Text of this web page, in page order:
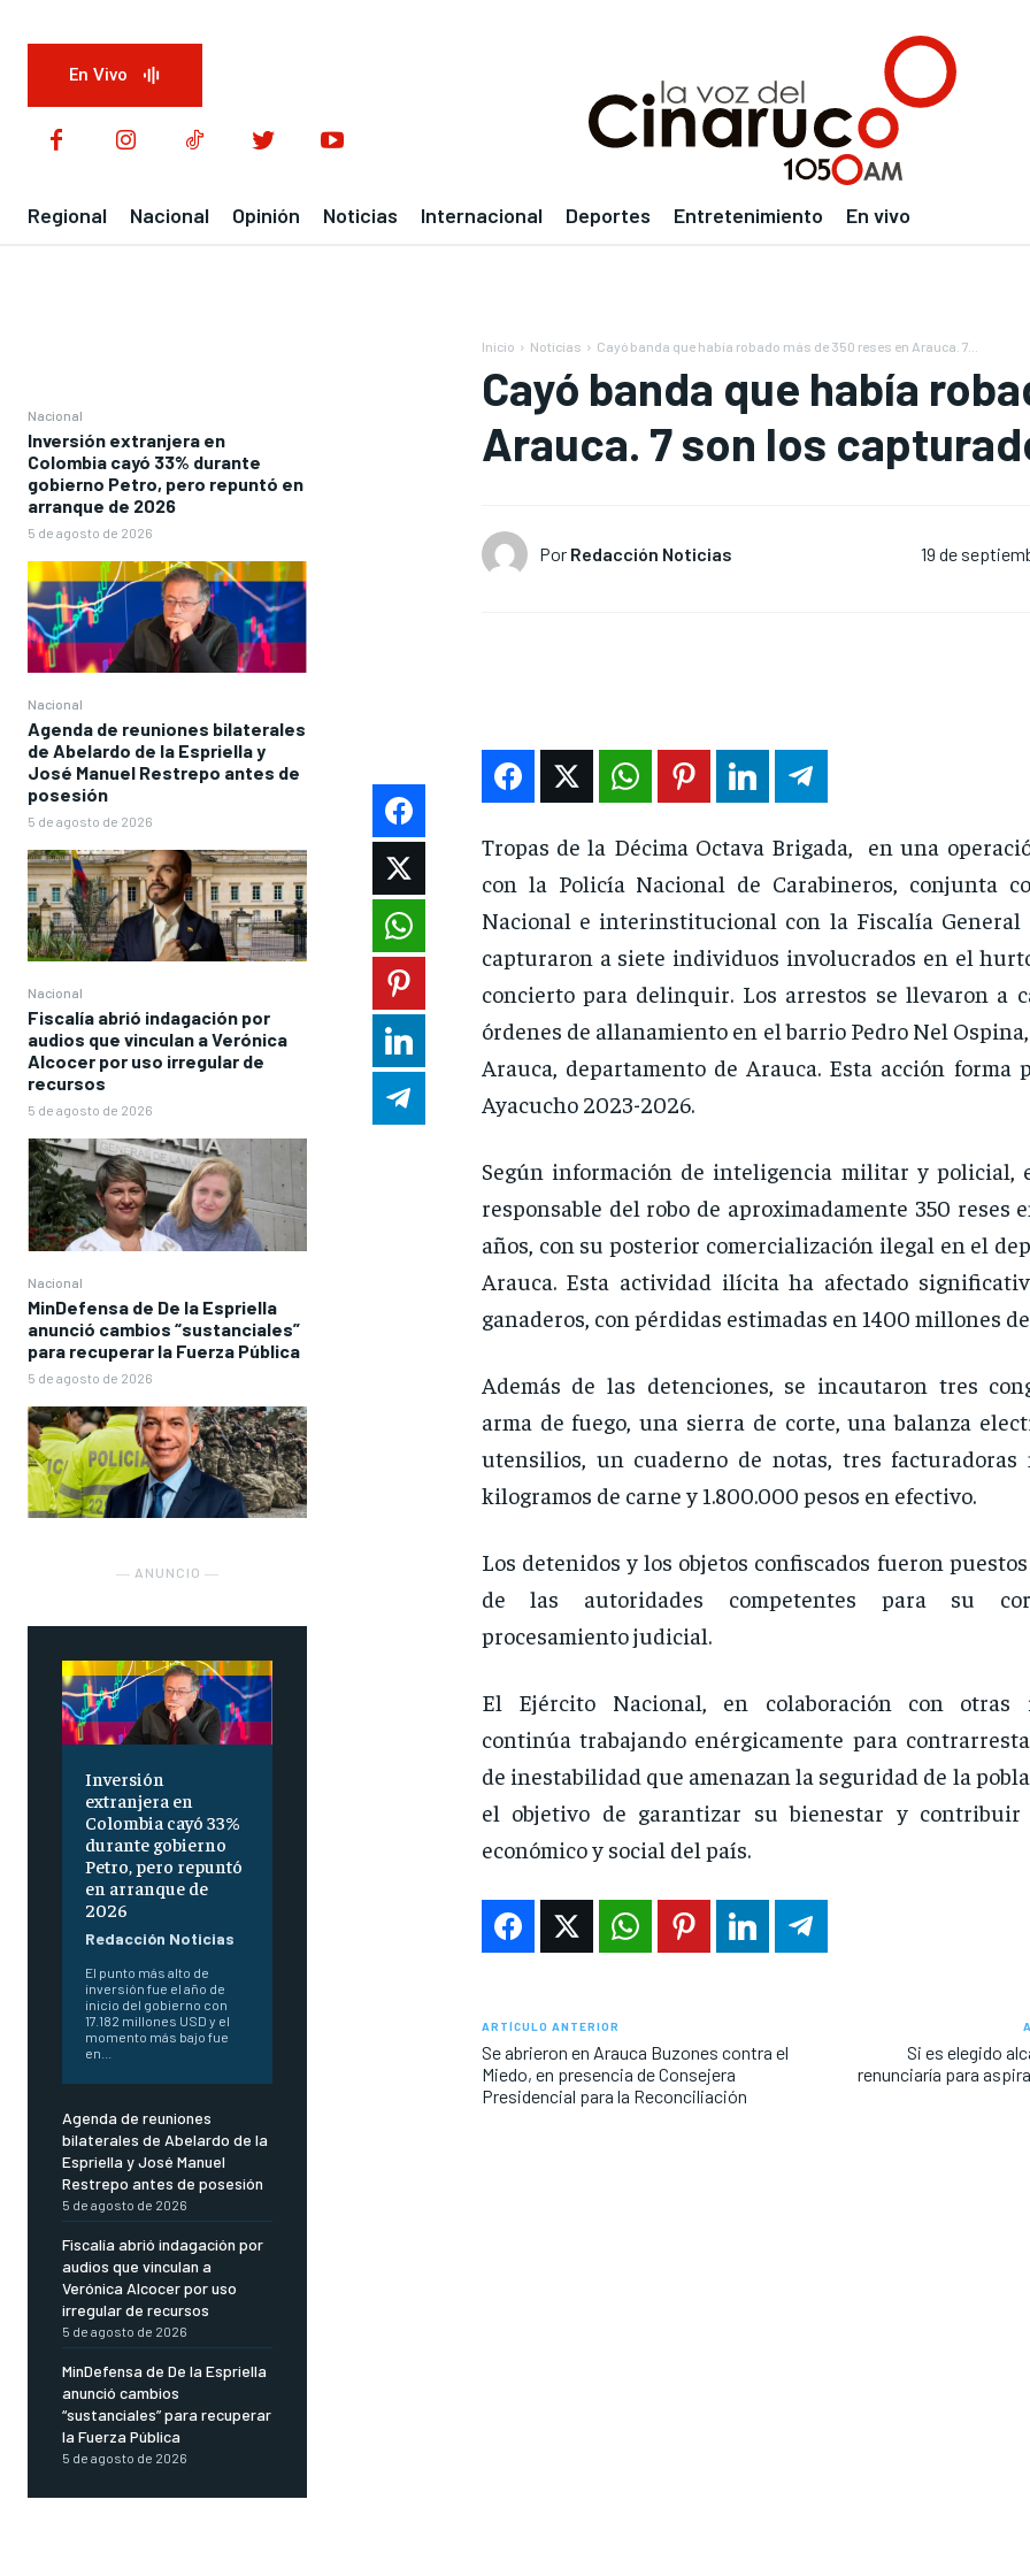
En Vivo
Regional Nacional Opinión Noticias Internacional Deportes Entretenimiento En vivo
Nacional
Inversión extranjera en
Colombia cayó 33% durante
gobierno Petro, pero repuntó en
arranque de 2026
5 de agosto de 2026
Nacional
Agenda de reuniones bilaterales
de Abelardo de la Espriella y
José Manuel Restrepo antes de
posesión
5 de agosto de 2026
Nacional
Fiscalía abrió indagación por
audios que vinculan a Verónica
Alcocer por uso irregular de
recursos
5 de agosto de 2026
Nacional
MinDefensa de De la Espriella
anunció cambios “sustanciales”
para recuperar la Fuerza Pública
5 de agosto de 2026
― ANUNCIO ―
Inversión
extranjera en
Colombia cayó 33%
durante gobierno
Petro, pero repuntó
en arranque de
2026
Redacción Noticias
El punto más alto de
inversión fue el año de
inicio del gobierno con
17.182 millones USD y el
momento más bajo fue
en...
Agenda de reuniones
bilaterales de Abelardo de la
Espriella y José Manuel
Restrepo antes de posesión
5 de agosto de 2026
Fiscalía abrió indagación por
audios que vinculan a
Verónica Alcocer por uso
irregular de recursos
5 de agosto de 2026
MinDefensa de De la Espriella
anunció cambios
“sustanciales” para recuperar
la Fuerza Pública
5 de agosto de 2026
Inicio Noticias Cayó banda que había robado más de 350 reses en Arauca. 7...
Cayó banda que había
Arauca. 7 son los
Por Redacción Noticias 19 de
Tropas de la Décima Octava Brigada, en una
con la Policía Nacional de Carabineros, conjunta
Nacional e interinstitucional con la Fiscalía General
capturaron a siete individuos involucrados en el
concierto para delinquir. Los arrestos se llevaron a
órdenes de allanamiento en el barrio Pedro Nel
Arauca, departamento de Arauca. Esta acción forma
Ayacucho 2023-2026.
Según información de inteligencia militar y policial,
responsable del robo de aproximadamente 350 reses
años, con su posterior comercialización ilegal en el
Arauca. Esta actividad ilícita ha afectado
ganaderos, con pérdidas estimadas en 1400 millones
Además de las detenciones, se incautaron tres
arma de fuego, una sierra de corte, una balanza
utensilios, un cuaderno de notas, tres facturadoras
kilogramos de carne y 1.800.000 pesos en efectivo.
Los detenidos y los objetos confiscados fueron
de las autoridades competentes para su
procesamiento judicial.
El Ejército Nacional, en colaboración con otras
continúa trabajando enérgicamente para
de inestabilidad que amenazan la seguridad de la
el objetivo de garantizar su bienestar y contribuir
económico y social del país.
ARTÍCULO ANTERIOR
Se abrieron en Arauca Buzones contra el
Miedo, en presencia de Consejera
Presidencial para la Reconciliación
Si es elegido
renunciaría para